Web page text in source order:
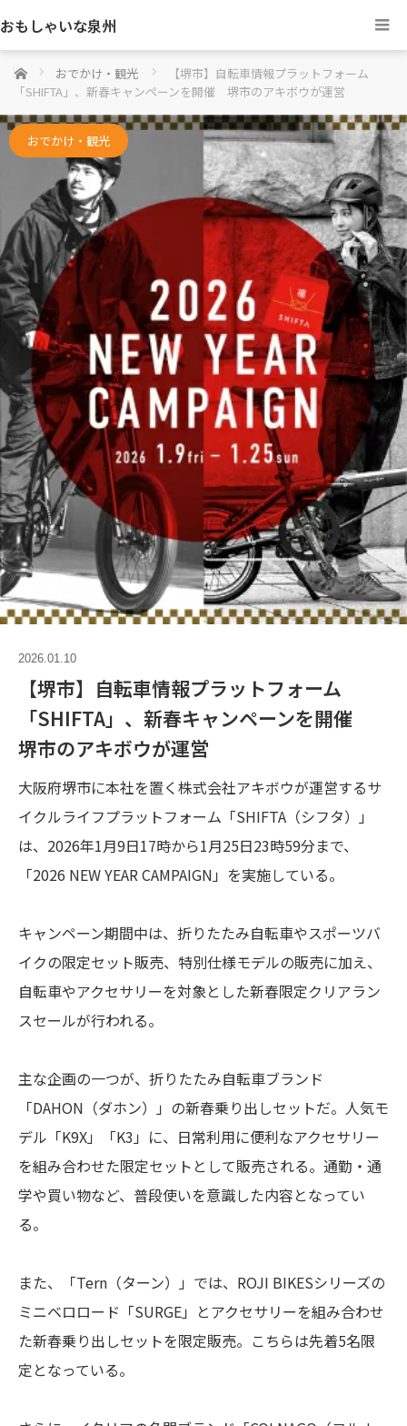
おもしゃいな泉州
ホーム おでかけ・観光
【堺市】自転車情報プラットフォーム
「SHIFTA」、新春キャンペーンを開催 堺市のアキボウが運営
おでかけ・観光
2026.01.10
【堺市】自転車情報プラットフォーム
「SHIFTA」、新春キャンペーンを開催
堺市のアキボウが運営
大阪府堺市に本社を置く株式会社アキボウが運営するサ
イクルライフプラットフォーム「SHIFTA（シフタ）」
は、2026年1月9日17時から1月25日23時59分まで、
「2026 NEW YEAR CAMPAIGN」を実施している。
キャンペーン期間中は、折りたたみ自転車やスポーツバ
イクの限定セット販売、特別仕様モデルの販売に加え、
自転車やアクセサリーを対象とした新春限定クリアラン
スセールが行われる。
主な企画の一つが、折りたたみ自転車ブランド
「DAHON（ダホン）」の新春乗り出しセットだ。人気モ
デル「K9X」「K3」に、日常利用に便利なアクセサリー
を組み合わせた限定セットとして販売される。通勤・通
学や買い物など、普段使いを意識した内容となってい
る。
また、「Tern（ターン）」では、ROJI BIKESシリーズの
ミニベロロード「SURGE」とアクセサリーを組み合わせ
た新春乗り出しセットを限定販売。こちらは先着5名限
定となっている。